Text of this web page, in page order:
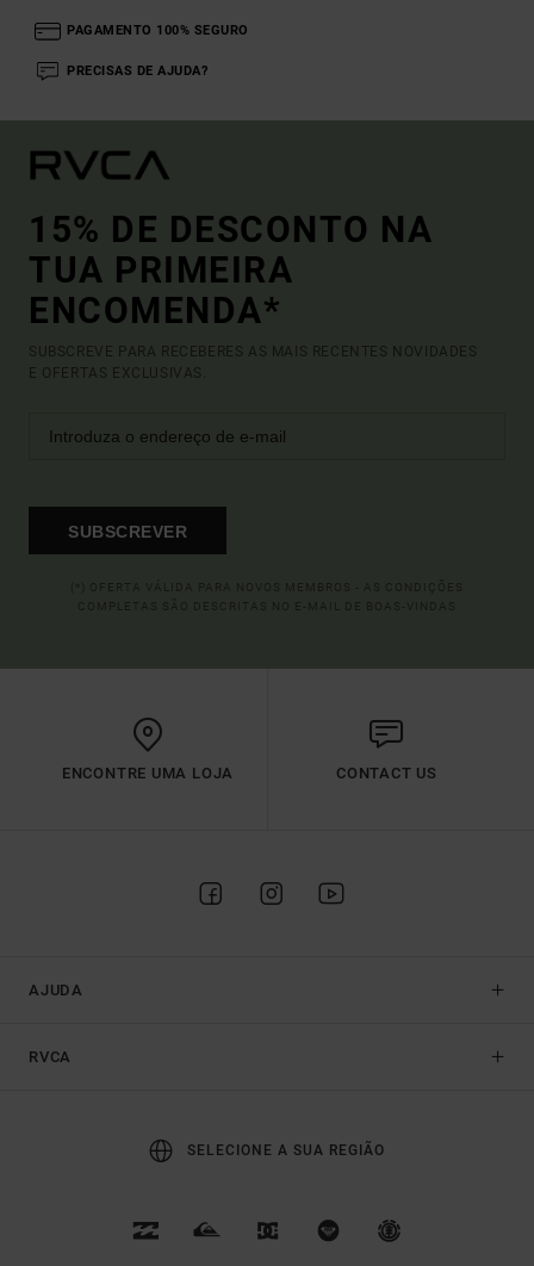
PAGAMENTO 100% SEGURO
PRECISAS DE AJUDA?
15% DE DESCONTO NA
TUA PRIMEIRA
ENCOMENDA*
SUBSCREVE PARA RECEBERES AS MAIS RECENTES NOVIDADES
E OFERTAS EXCLUSIVAS.
SUBSCREVER
ENCONTRE UMA LOJA CONTACT US
AJUDA
RVCA
SELECIONE A SUA REGIÃO